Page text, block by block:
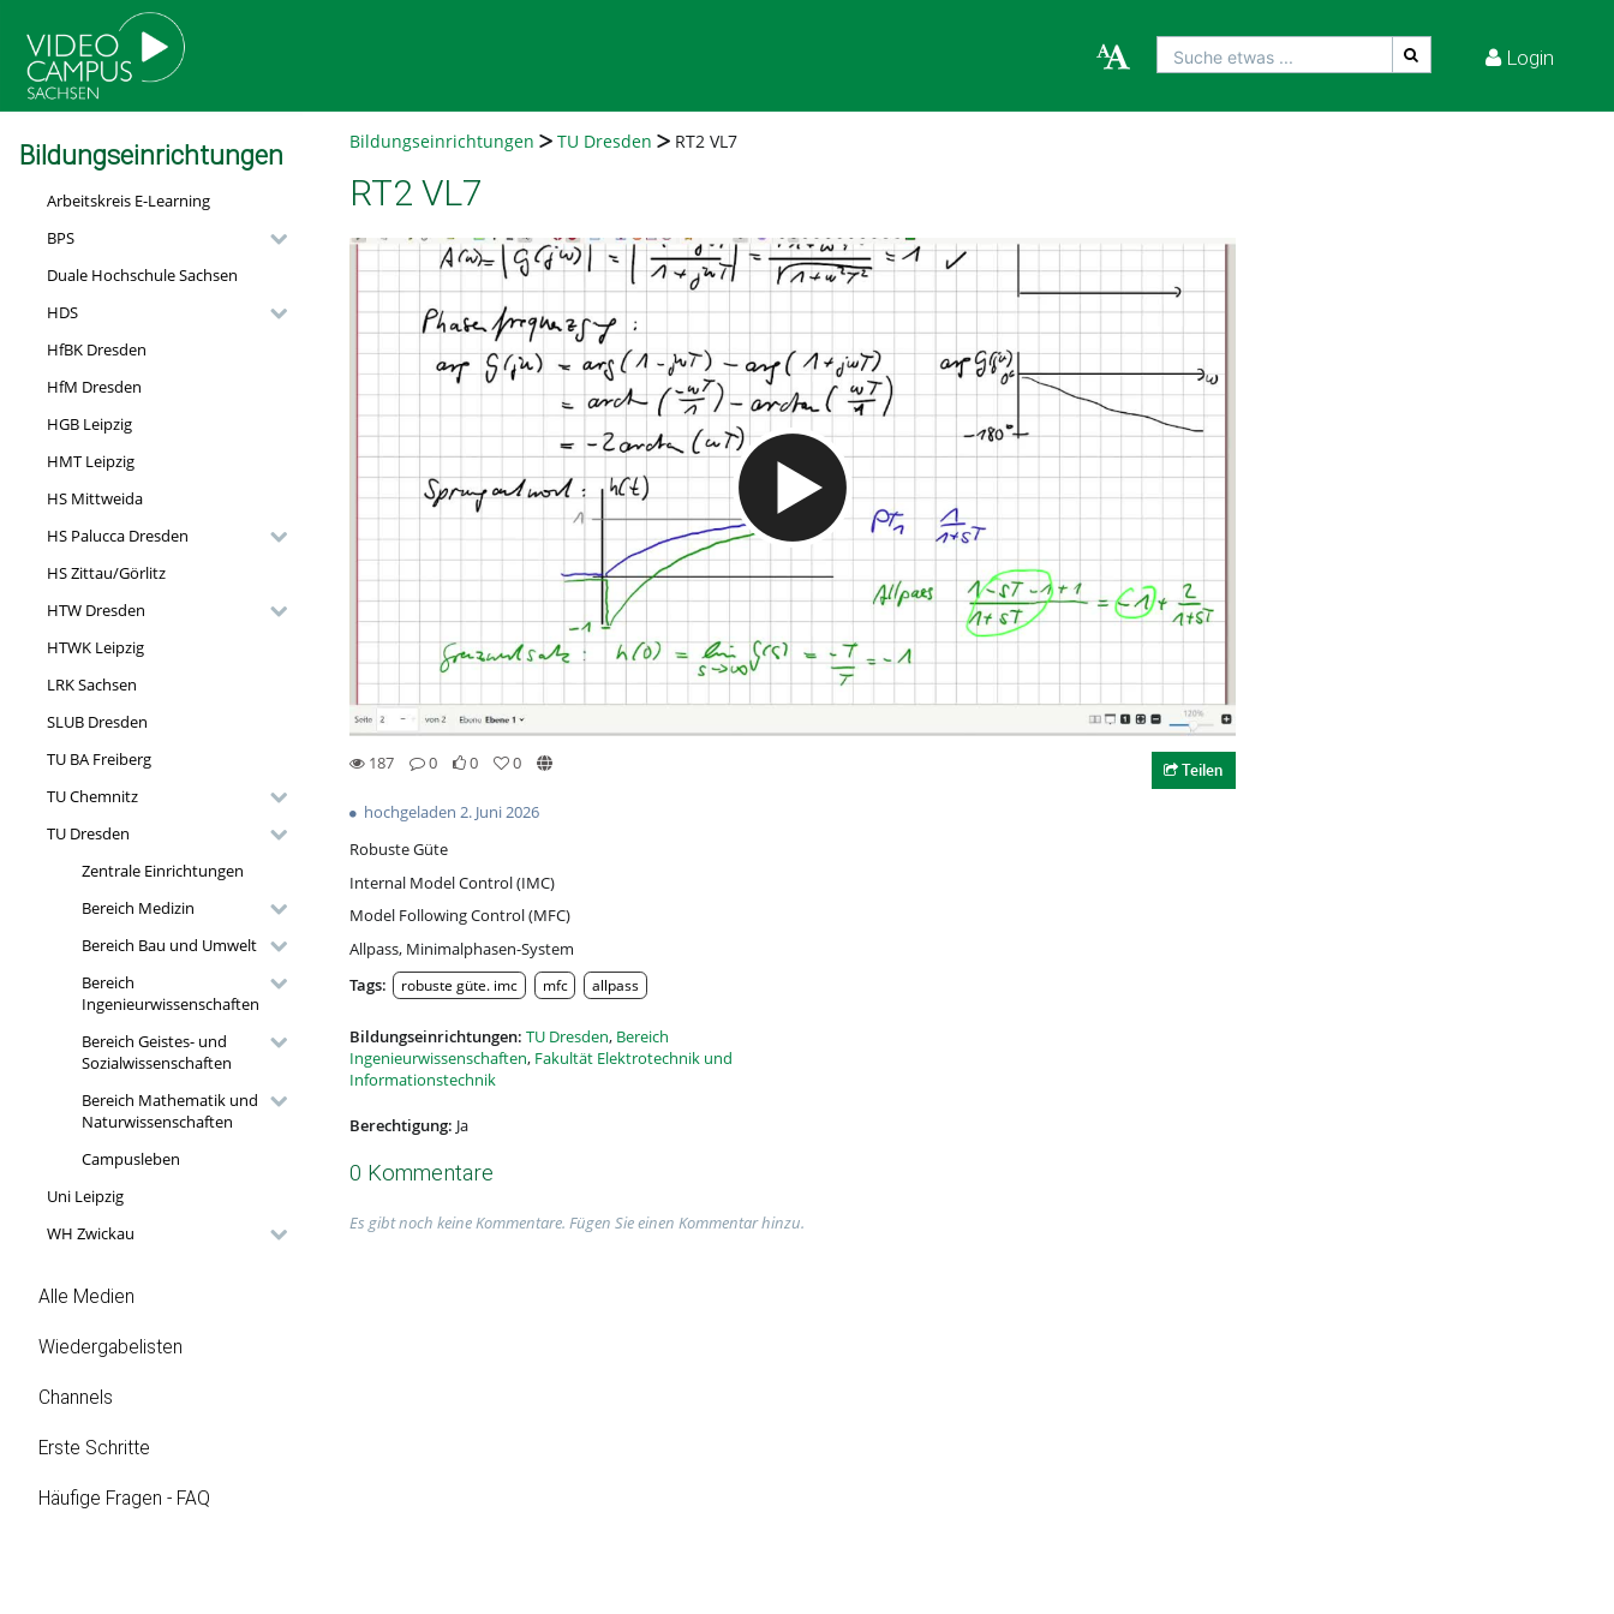
Suche etwas ... Login
Bildungseinrichtungen
Arbeitskreis E-Learning
BPS
Duale Hochschule Sachsen
HDS
HfBK Dresden
HfM Dresden
HGB Leipzig
HMT Leipzig
HS Mittweida
HS Palucca Dresden
HS Zittau/Görlitz
HTW Dresden
HTWK Leipzig
LRK Sachsen
SLUB Dresden
TU BA Freiberg
TU Chemnitz
TU Dresden
Zentrale Einrichtungen
Bereich Medizin
Bereich Bau und Umwelt
Bereich
Ingenieurwissenschaften
Bereich Geistes- und
Sozialwissenschaften
Bereich Mathematik und
Naturwissenschaften
Campusleben
Uni Leipzig
WH Zwickau
Alle Medien
Wiedergabelisten
Channels
Erste Schritte
Häufige Fragen - FAQ
Bildungseinrichtungen TU Dresden RT2 VL7
RT2 VL7
Video abspielen
187
0
0
0
Teilen
hochgeladen 2. Juni 2026
Robuste Güte
Internal Model Control (IMC)
Model Following Control (MFC)
Allpass, Minimalphasen-System
Tags:
robuste güte. imc mfc allpass
Bildungseinrichtungen: TU Dresden, Bereich
Ingenieurwissenschaften, Fakultät Elektrotechnik und
Informationstechnik
Berechtigung: Ja
0 Kommentare
Es gibt noch keine Kommentare. Fügen Sie einen Kommentar hinzu.